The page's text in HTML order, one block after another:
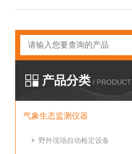
产品分类 / PRODUCT
气象生态监测仪器
野外现场自动检定设备